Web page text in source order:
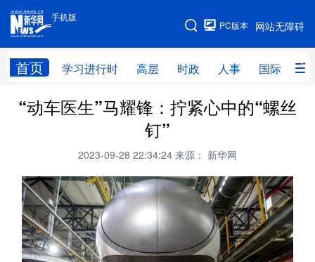
手机版
网站无障碍
PC版本
首页 学习进行时 高层 时政 人事 国际 财
手机版
网站地图
学习进行时 高层 时政 人事
全球连线
科技 科创 量子 体育
文化 书画 健康 军事
访谈 视频 图片 政务
“动车医生”马耀锋：拧紧心中的“螺丝
钉”
2023-09-28 22:34:24 来源： 新华网